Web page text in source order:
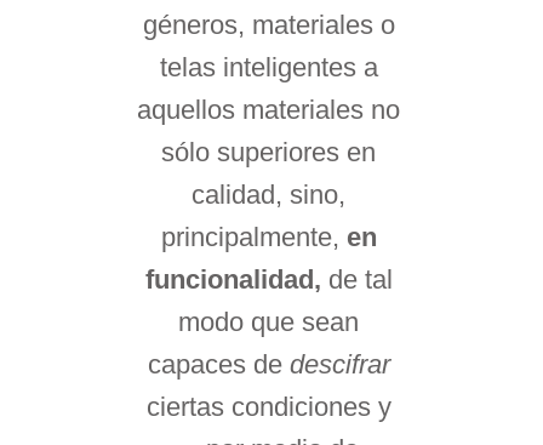
géneros, materiales o
telas inteligentes a
aquellos materiales no
sólo superiores en
calidad, sino,
principalmente, en
funcionalidad, de tal
modo que sean
capaces de descifrar
ciertas condiciones y